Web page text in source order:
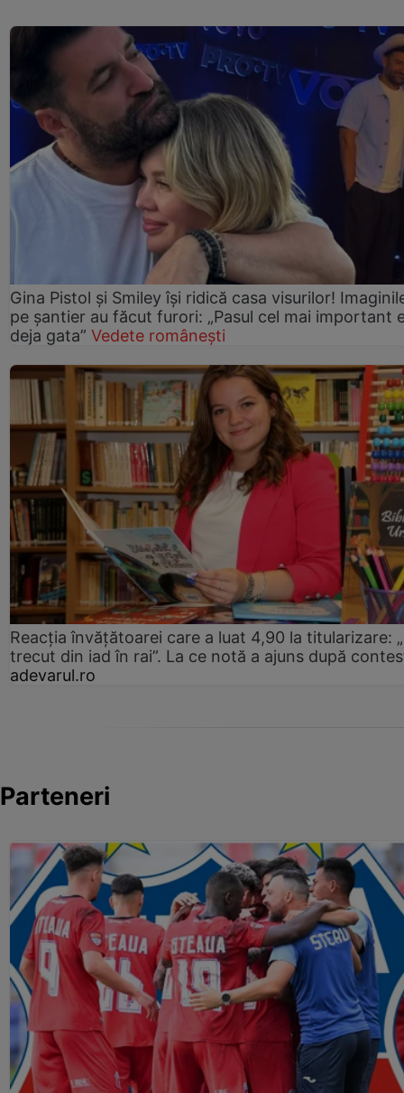
Gina Pistol și Smiley își ridică casa visurilor!
pe șantier au făcut furori: „Pasul cel mai important
deja gata” Vedete românești
Reacția învățătoarei care a luat 4,90 la titularizare:
trecut din iad în rai”. La ce notă a ajuns după
adevarul.ro
Parteneri